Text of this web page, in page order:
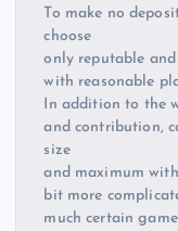
To make no
choose
only reputable
with reasonable
In addition to the
and contribution,
size
and maximum
bit more
much certain